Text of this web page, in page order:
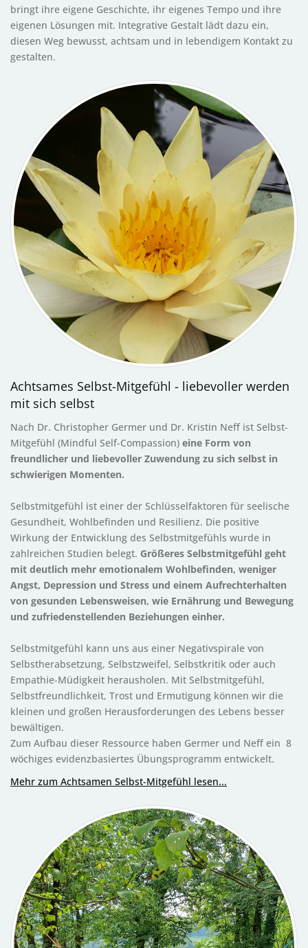
bringt ihre eigene Geschichte, ihr eigenes Tempo und ihre
eigenen Lösungen mit. Integrative Gestalt lädt dazu ein,
diesen Weg bewusst, achtsam und in lebendigem Kontakt zu
gestalten.
Achtsames Selbst-Mitgefühl - liebevoller werden
mit sich selbst
Nach Dr. Christopher Germer und Dr. Kristin Neff ist Selbst-
Mitgefühl (Mindful Self-Compassion) eine Form von
freundlicher und liebevoller Zuwendung zu sich selbst in
schwierigen Momenten.
Selbstmitgefühl ist einer der Schlüsselfaktoren für seelische
Gesundheit, Wohlbefinden und Resilienz. Die positive
Wirkung der Entwicklung des Selbstmitgefühls wurde in
zahlreichen Studien belegt. Größeres Selbstmitgefühl geht
mit deutlich mehr emotionalem Wohlbefinden, weniger
Angst, Depression und Stress und einem Aufrechterhalten
von gesunden Lebensweisen, wie Ernährung und Bewegung
und zufriedenstellenden Beziehungen einher.
Selbstmitgefühl kann uns aus einer Negativspirale von
Selbstherabsetzung, Selbstzweifel, Selbstkritik oder auch
Empathie-Müdigkeit herausholen. Mit Selbstmitgefühl,
Selbstfreundlichkeit, Trost und Ermutigung können wir die
kleinen und großen Herausforderungen des Lebens besser
bewältigen.
Zum Aufbau dieser Ressource haben Germer und Neff ein 8
wöchiges evidenzbasiertes Übungsprogramm entwickelt.
Mehr zum Achtsamen Selbst-Mitgefühl lesen...